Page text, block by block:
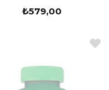
₺579,00